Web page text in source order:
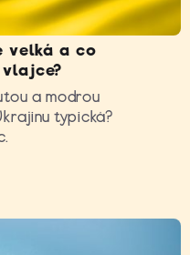
velká a co
a modrou
typická?